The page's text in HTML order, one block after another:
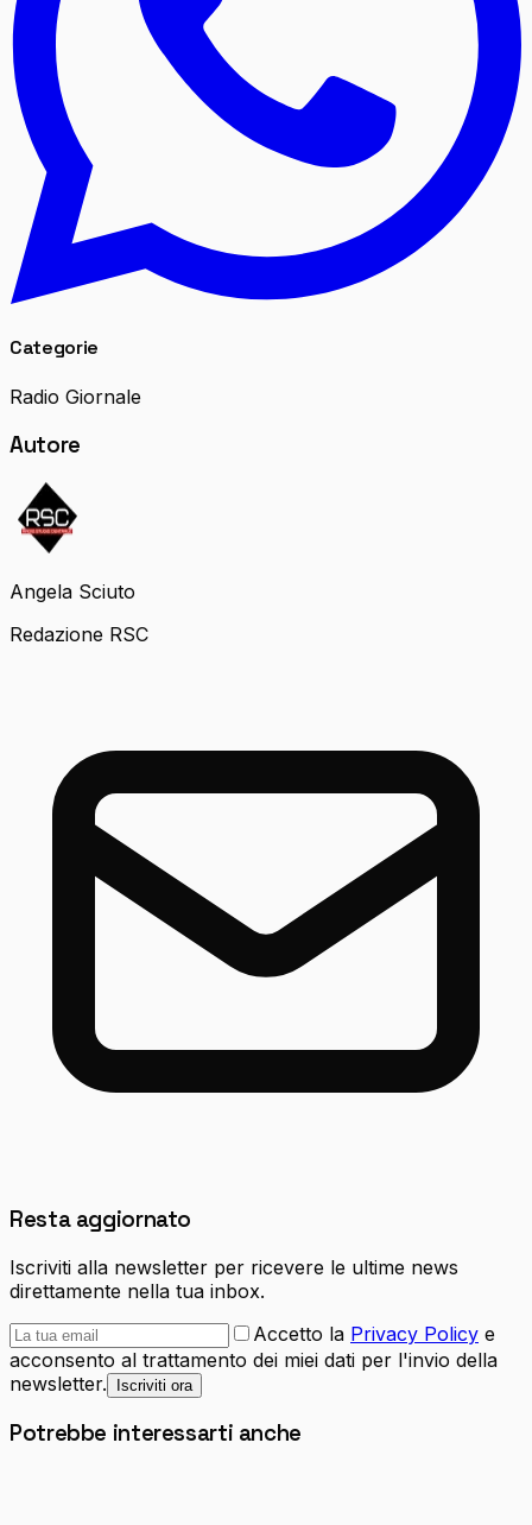
Categorie
Radio Giornale
Autore
Angela Sciuto
Redazione RSC
Resta aggiornato
Iscriviti alla newsletter per ricevere le ultime news
direttamente nella tua inbox.
Accetto la Privacy Policy e
acconsento al trattamento dei miei dati per l'invio della
newsletter.
Iscriviti ora
Potrebbe interessarti anche